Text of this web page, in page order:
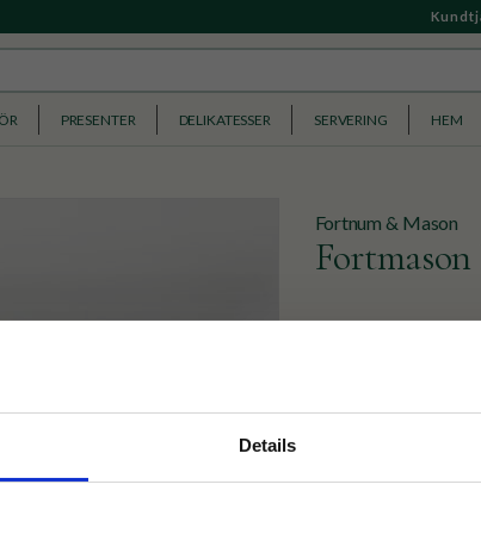
Details
PRESENTER DELIKATESSER SERVERING HEM
Fortnum & Mason
En blandning av
389KR